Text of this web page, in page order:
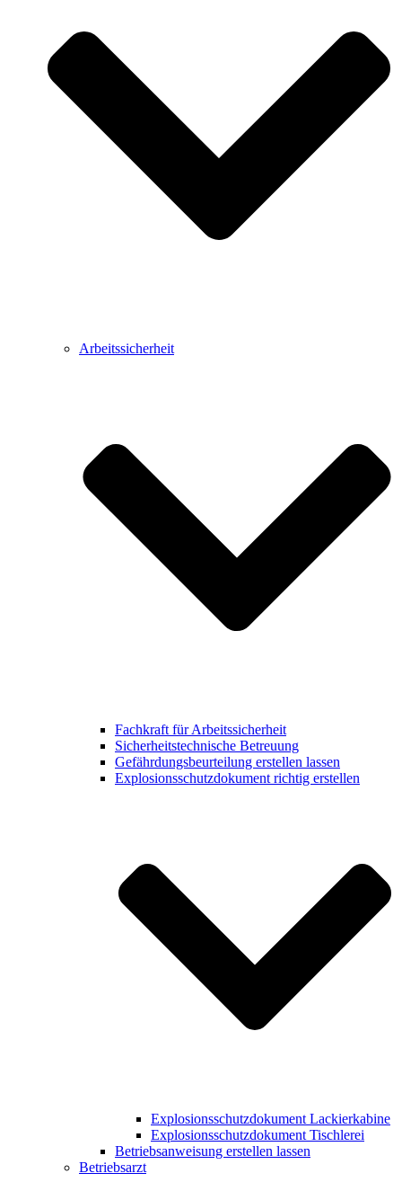
Arbeitssicherheit
Fachkraft für Arbeitssicherheit
Sicherheitstechnische Betreuung
Gefährdungsbeurteilung erstellen lassen
Explosionsschutzdokument richtig erstellen
Explosionsschutzdokument Lackierkabine
Explosionsschutzdokument Tischlerei
Betriebsanweisung erstellen lassen
Betriebsarzt